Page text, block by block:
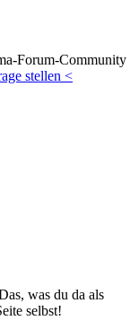
Forum-Community
stellen <
was du da als
selbst!